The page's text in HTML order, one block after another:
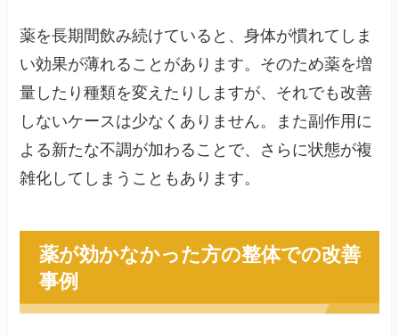
薬を長期間飲み続けていると、身体が慣れてしま
い効果が薄れることがあります。そのため薬を増
量したり種類を変えたりしますが、それでも改善
しないケースは少なくありません。また副作用に
よる新たな不調が加わることで、さらに状態が複
雑化してしまうこともあります。
薬が効かなかった方の整体での改善
事例